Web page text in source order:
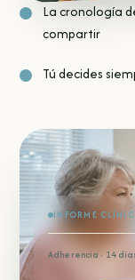
La cronología
compartir
Tú decides
INFORME
Adherencia · 14